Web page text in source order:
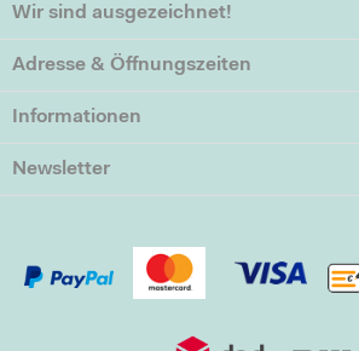
Wir sind ausgezeichnet!
Adresse & Öffnungszeiten
Informationen
Newsletter